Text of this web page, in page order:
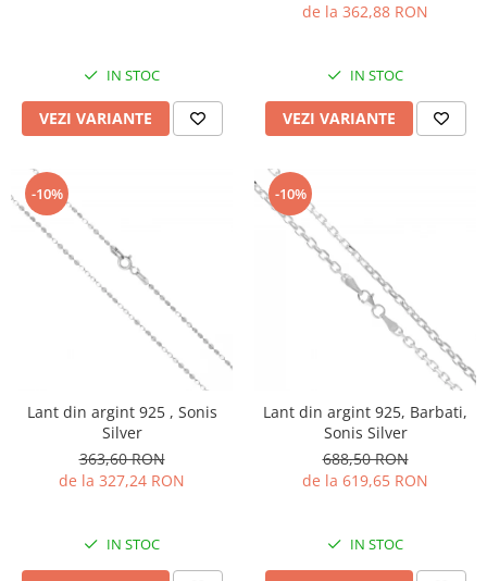
IN STOC
VEZI VARIANTE
de la 362,88 RON
IN STOC
VEZI VARIANTE
-10%
Lant din argint 925 , Sonis
Silver
363,60 RON
de la 327,24 RON
IN STOC
-10%
Lant din argint 925, Barbati,
Sonis Silver
688,50 RON
de la 619,65 RON
IN STOC